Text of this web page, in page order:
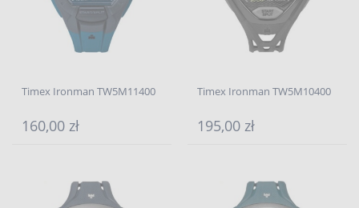
Timex Ironman TW5M11400
160,00 zł
Timex Ironman TW5M10400
195,00 zł